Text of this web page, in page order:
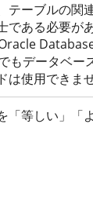
テーブルの関
である必要が
もデータベ
使用できませ
「等しい」「